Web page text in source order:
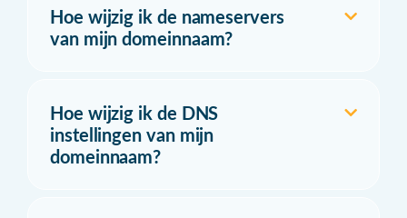
Hoe wijzig ik de nameservers
van mijn domeinnaam?
Hoe wijzig ik de DNS
instellingen van mijn
domeinnaam?